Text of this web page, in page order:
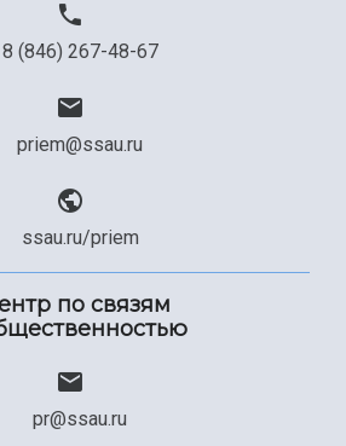
8 (846) 267-48-67
priem@ssau.ru
ssau.ru/priem
по связям
pr@ssau.ru